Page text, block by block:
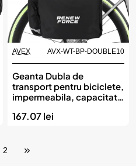
AVEX AVX-WT-BP-DOUBLE10
Geanta Dubla de
transport pentru biciclete,
impermeabila, capacitate
20 cm
167.07 lei
2